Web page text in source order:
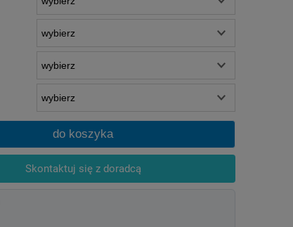
do koszyka
Skontaktuj się z doradcą